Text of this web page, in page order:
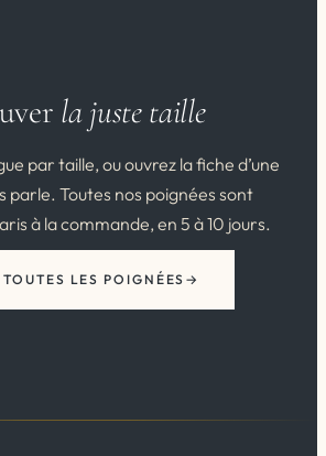
la juste taille
par taille, ou ouvrez la fiche d’une
parle. Toutes nos poignées sont
à la commande, en 5 à 10 jours.
LES POIGNÉES